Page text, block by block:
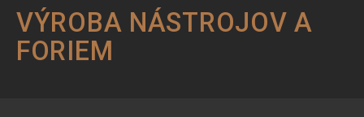
VÝROBA NÁSTROJOV A
FORIEM